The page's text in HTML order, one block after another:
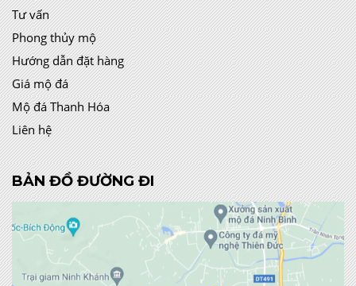
Tư vấn
Phong thủy mộ
Hướng dẫn đặt hàng
Giá mộ đá
Mộ đá Thanh Hóa
Liên hệ
BẢN ĐỒ ĐƯỜNG ĐI